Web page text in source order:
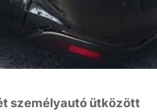
személyautó ütközött